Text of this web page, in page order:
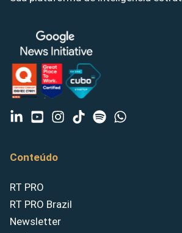
Conteúdo
RT PRO
RT PRO Brazil
Newsletter